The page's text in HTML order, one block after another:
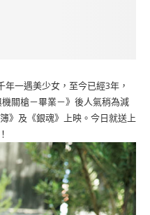
一遇美少女，至今已經3年，
關槍－畢業－》後人氣稍為減
》及《銀魂》上映。今日就送上